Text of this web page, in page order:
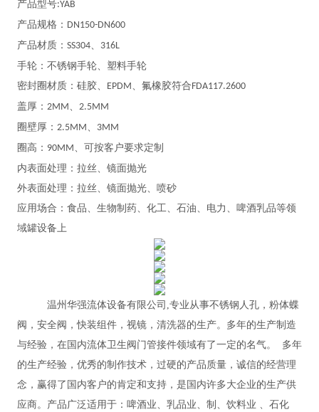
产品型号:YAB
产品规格： DN150-DN600
产品材质： SS304、 316L
手轮：不锈钢手轮、塑料手轮
密封圈材质：硅胶、 EPDM、氟橡胶符合FDA117.2600
盖厚： 2MM、 2.5MM
圈壁厚： 2.5MM、 3MM
圈高： 90MM、可按客户要求定制
内表面处理：拉丝、镜面抛光
外表面处理：拉丝、镜面抛光、喷砂
应用场合：食品、生物制药、化工、石油、电力、啤酒乳品等领
域罐设备上
温州华强流体设备有限公司 ,专业从事不锈钢人孔，粉体蝶
阀，安全阀，快装组件，视镜，清洗器的生产。多年的生产制造
与经验，在国内流体卫生阀门管接件领域有了一定的名气。 多年
的生产经验，优秀的制作技术，过硬的产品质量，诚信的经营理
念，赢得了国内客户的肯定和支持，是国内许多大企业的生产供
应商。产品广泛适用于：啤酒业、乳品业、制、饮料业 、石化